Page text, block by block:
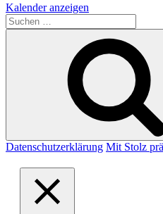
Kalender anzeigen
Suche
nach:
Datenschutzerklärung Mit Stolz